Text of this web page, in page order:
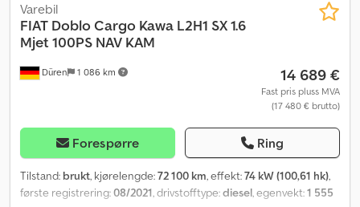
Düren 1 086 km
Varebil
FIAT Doblo Cargo Kawa L2H1 SX 1.6
Mjet 100PS NAV KAM
14 689 €
Fast pris pluss MVA
(17 480 € brutto)
Forespørre Ring
Tilstand: brukt, kjørelengde:72 100 km, effekt:74 kW (100,61 hk),
første registrering:08/2021, drivstofftype:diesel, egenvekt:1 555